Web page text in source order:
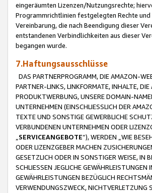
eingeräumten Lizenzen/Nutzungsrechte;
Programmrichtlinien festgelegten Rechte
Vereinbarung, die nach Beendigung dieser
entstandenen Verbindlichkeiten aus dieser
begangen wurde.
7.Haftungsausschlüsse
DAS PARTNERPROGRAMM, DIE AMAZON-
PARTNER-LINKS, LINKFORMATE, INHALTE,
PRODUKTWERBUNG, UNSERE DOMAIN-
UNTERNEHMEN (EINSCHLIESSLICH DER
TEXTE UND SONSTIGE GEWERBLICHE
VERBUNDENEN UNTERNEHMEN ODER
SERVICEANGEBOTE“), WERDEN „WIE
ODER LIZENZGEBER MACHEN
GESETZLICH ODER IN SONSTIGER WEISE, IN
SCHLIESSEN JEGLICHE
GEWÄHRLEISTUNGEN BEZÜGLICH
VERWENDUNGSZWECK, NICHTVERLETZUNG